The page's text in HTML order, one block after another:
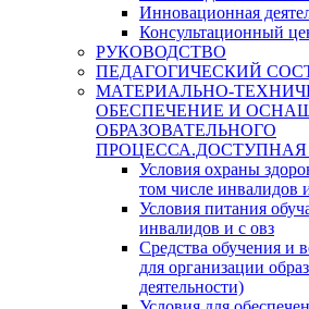
Инновационная
Консультационный
РУКОВОДСТВО
ПЕДАГОГИЧЕСКИЙ
МАТЕРИАЛЬНО-
ОБЕСПЕЧЕНИЕ И
ОБРАЗОВАТЕЛЬНОГО
ПРОЦЕССА.ДОСТУПНАЯ
Условия охраны
том числе инвалидов
Условия питания
инвалидов и с овз
Средства обучения и
для организации
деятельности)